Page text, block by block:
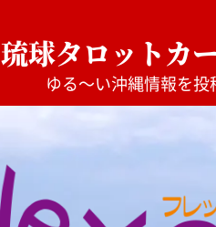
琉球タロットカ
ゆる〜い沖縄情報を投